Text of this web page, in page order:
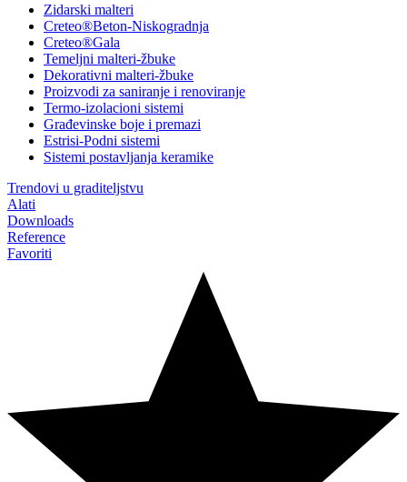
Zidarski malteri
Creteo®Beton-Niskogradnja
Creteo®Gala
Temeljni malteri-žbuke
Dekorativni malteri-žbuke
Proizvodi za saniranje i renoviranje
Termo-izolacioni sistemi
Građevinske boje i premazi
Estrisi-Podni sistemi
Sistemi postavljanja keramike
Trendovi u graditeljstvu
Alati
Downloads
Reference
Favoriti